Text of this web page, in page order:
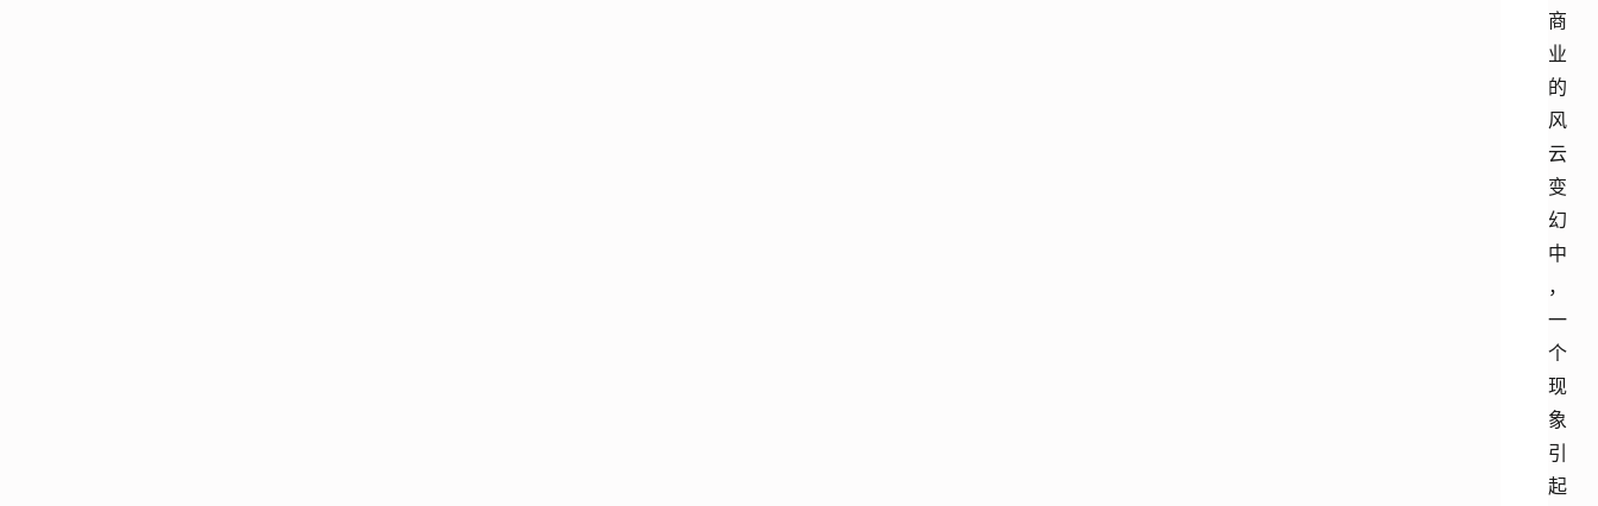
商
业
的
风
云
变
幻
中
，
一
个
现
象
引
起